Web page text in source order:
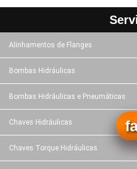
Alinhamentos de Flanges
Bombas Hidráulicas
Bombas Hidráulicas e Pneumáticas
Chaves Hidráulicas
Chaves Torque Hidráulicas